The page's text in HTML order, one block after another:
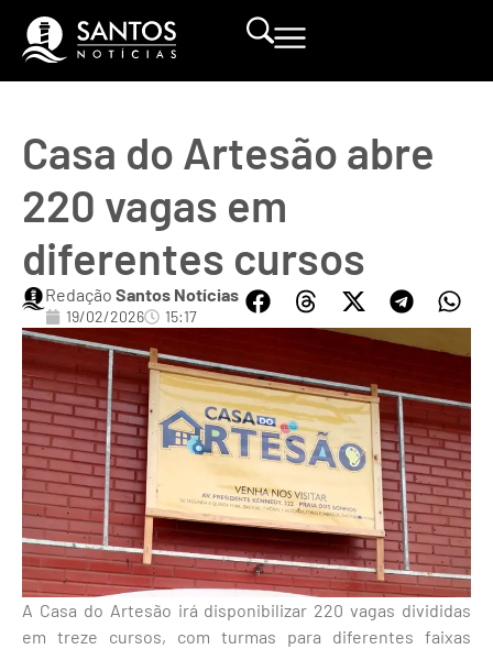
Casa do Artesão abre
220 vagas em
diferentes cursos
Redação Santos Notícias
19/02/2026 15:17
A Casa do Artesão irá disponibilizar 220 vagas divididas
em treze cursos, com turmas para diferentes faixas